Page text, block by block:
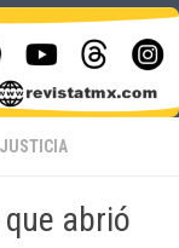
abrió